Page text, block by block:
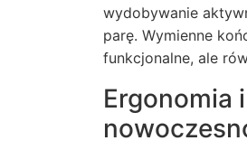
wydobywanie
parę. Wymienne
funkcjonalne, ale
Ergonomia